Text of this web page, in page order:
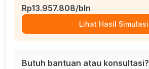
Rp13.957.808/bln
Lihat Hasil Simulasi
Butuh bantuan atau konsultasi?